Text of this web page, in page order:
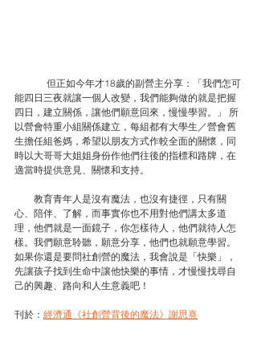
但正如今年才18歲的副營主分享：「我們怎可
能四日三夜就讓一個人改變，我們能夠做的就是把握
四日，建立關係，讓他們願意回來，慢慢學習。」 所
以營會特重小組關係建立，每組都有大學生／營會舊
生擔任組爸媽，希望以朋友方式作較全面的關懷，同
時以大哥哥大姐姐身份作他們往後的指標和路牌，在
適當時提供意見、關懷和支持。
教育青年人是沒有魔法，也沒有捷徑，只有關
心、陪伴、了解，而事實你也不用對他們講太多道
理，他們就是一面鏡子，你怎樣待人，他們就待人怎
樣。我們願意聆聽，願意分享，他們也就願意學習。
如果你還是要問社創營的魔法，我會說是「快樂」，
先讓孩子找到生命中讓他快樂的事情，才慢慢找尋自
己的興趣、路向和人生意義吧！
刊於： 經濟通《社創營背後的魔法》謝思熹